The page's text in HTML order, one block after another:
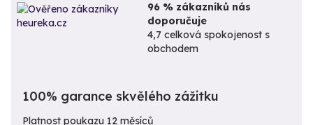
96 % zákazníků nás
doporučuje
4,7 celková spokojenost s
obchodem
100% garance skvělého zážitku
Platnost poukazu 12 měsíců